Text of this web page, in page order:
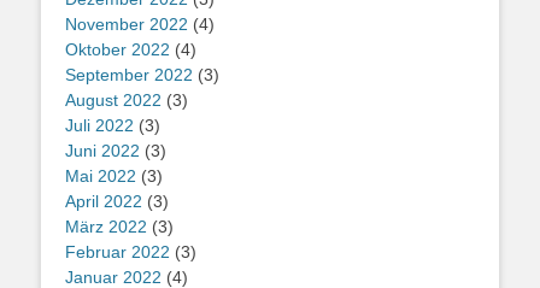
November 2022 (4)
Oktober 2022 (4)
September 2022 (3)
August 2022 (3)
Juli 2022 (3)
Juni 2022 (3)
Mai 2022 (3)
April 2022 (3)
März 2022 (3)
Februar 2022 (3)
Januar 2022 (4)